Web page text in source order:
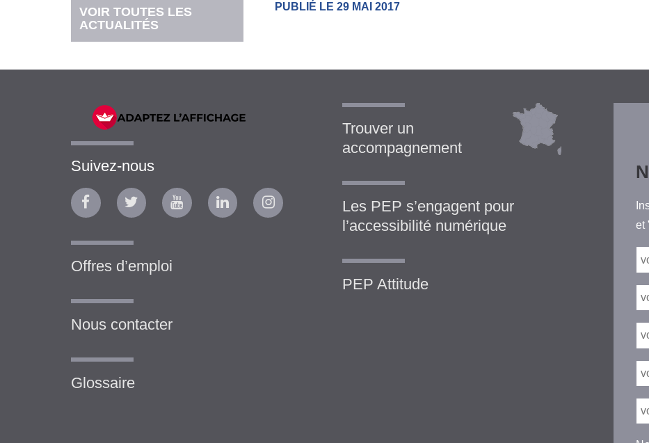
VOIR TOUTES LES
ACTUALITÉS
PUBLIÉ LE 29 MAI 2017
Suivez-nous
Offres d’emploi
Nous contacter
Glossaire
Trouver un
accompagnement
Les PEP s’engagent pour
l’accessibilité numérique
PEP Attitude
et